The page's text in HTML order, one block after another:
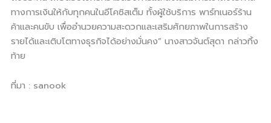
ทางการเงินให้กับทุกคนในอีโคซิสเต็ม ทั้งผู้ใช้บริการ พาร์ทเนอร์ร้าน
ค้าและคนขับ เพื่ออำนวยความสะดวกและเสริมศักยภาพในการสร้าง
รายได้และเติบโตทางธุรกิจได้อย่างมั่นคง” นางสาวจันต์สุดา กล่าวทิ้ง
ท้าย
ที่มา : sanook